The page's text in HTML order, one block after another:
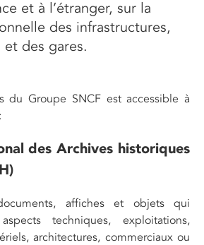
et à l’étranger, sur la
des infrastructures,
des gares.
du Groupe SNCF est accessible à
des Archives historiques
affiches et objets qui
techniques, exploitations,
architectures, commerciaux ou